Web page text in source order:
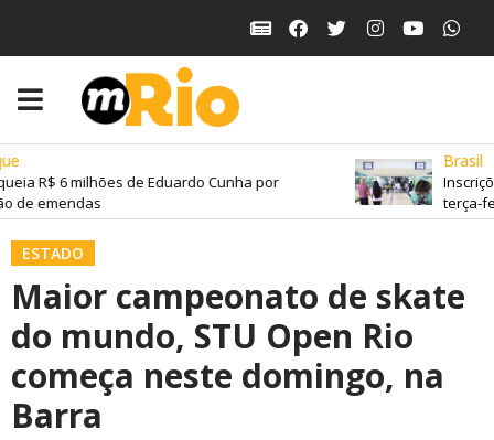
R$ 6 milhões de Eduardo Cunha por
emendas
Brasil
terça-
ESTADO
Maior campeonato de skate
do mundo, STU Open Rio
começa neste domingo, na
Barra